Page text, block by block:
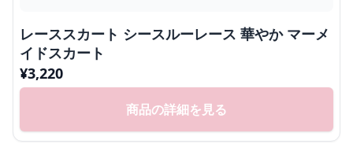
レーススカート シースルーレース 華やか マーメ
イドスカート
¥3,220
商品の詳細を見る